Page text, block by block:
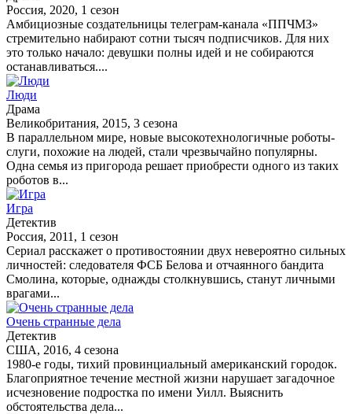
Россия, 2020, 1 сезон
Амбициозные создательницы телеграм-канала «ППЧМЗ»
стремительно набирают сотни тысяч подписчиков. Для них
это только начало: девушки полны идей и не собираются
останавливаться....
Люди
Драма
Великобритания, 2015, 3 сезона
В параллельном мире, новые высокотехнологичные роботы-
слуги, похожие на людей, стали чрезвычайно популярны.
Одна семья из пригорода решает приобрести одного из таких
роботов в...
Игра
Детектив
Россия, 2011, 1 сезон
Сериал расскажет о противостоянии двух невероятно сильных
личностей: следователя ФСБ Белова и отчаянного бандита
Смолина, которые, однажды столкнувшись, станут личными
врагами...
Очень странные дела
Детектив
США, 2016, 4 сезона
1980-е годы, тихий провинциальный американский городок.
Благоприятное течение местной жизни нарушает загадочное
исчезновение подростка по имени Уилл. Выяснить
обстоятельства дела...